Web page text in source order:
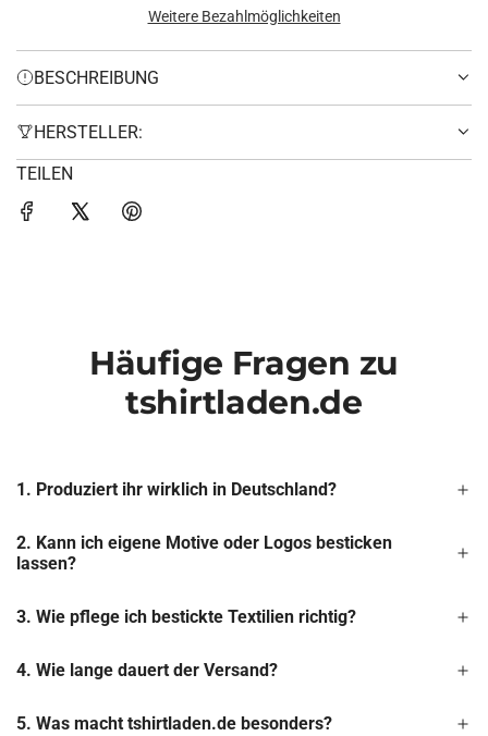
Weitere Bezahlmöglichkeiten
BESCHREIBUNG
HERSTELLER:
TEILEN
Häufige Fragen zu
tshirtladen.de
1. Produziert ihr wirklich in Deutschland?
2. Kann ich eigene Motive oder Logos besticken
lassen?
3. Wie pflege ich bestickte Textilien richtig?
4. Wie lange dauert der Versand?
5. Was macht tshirtladen.de besonders?